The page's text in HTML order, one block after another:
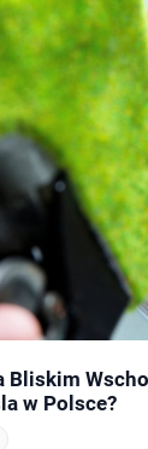
Bliskim
w Polsce?